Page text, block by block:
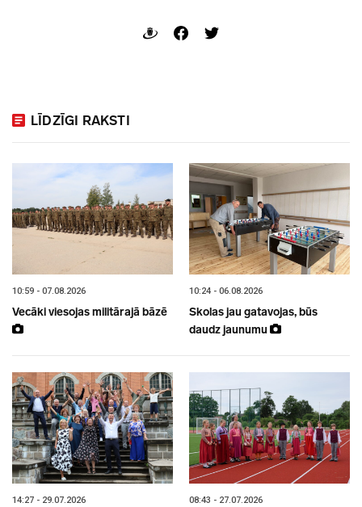
LĪDZĪGI RAKSTI
10:59 - 07.08.2026
Vecāki viesojas militārajā bāzē
10:24 - 06.08.2026
Skolas jau gatavojas, būs
daudz jaunumu
14:27 - 29.07.2026 08:43 - 27.07.2026